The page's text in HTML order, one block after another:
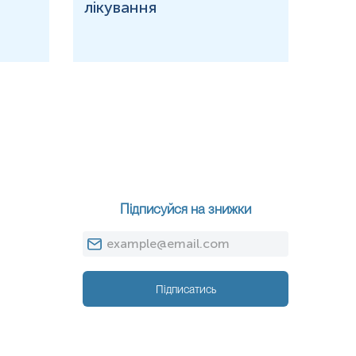
вони виявили 27, включаючи вісім із дев’яти, які є
тесту на ІПСШ перед статевим актом з новим партнером.
високоонкогенних штамів ВПЛ.
лікування
Підписуйся на знижки
Підписатись